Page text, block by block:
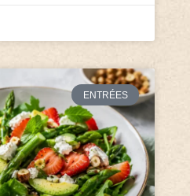
ENTRÉES